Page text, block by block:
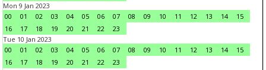
Mon 9 Jan 2023
00
01 02 03 04 05 06 07 08 09 10 11 12 13 14
15
16
17 18 19 20 21 22
23
Tue 10 Jan 2023
00
01 02 03 04 05 06 07 08 09 10 11 12 13 14
15
16
17 18 19 20 21 22
23